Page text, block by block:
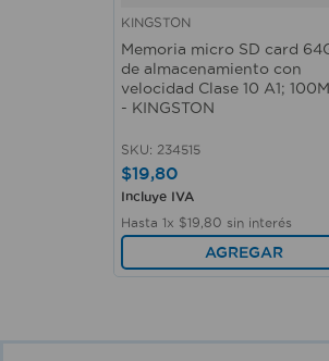
KINGSTON
Memoria micro SD card
de almacenamiento con
velocidad Clase 10 A1;
- KINGSTON
SKU: 234515
$19,80
Incluye IVA
Hasta 1x $19 80 sin interés
AGREGAR